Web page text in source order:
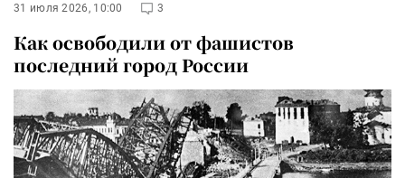
31 июля 2026, 10:00 3
Как освободили от фашистов
последний город России